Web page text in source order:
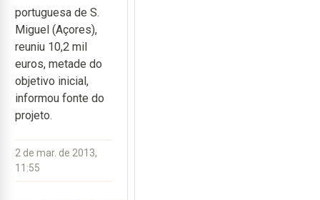
portuguesa de S.
Miguel (Açores),
reuniu 10,2 mil
euros, metade do
objetivo inicial,
informou fonte do
projeto.
2 de mar. de 2013,
11:55